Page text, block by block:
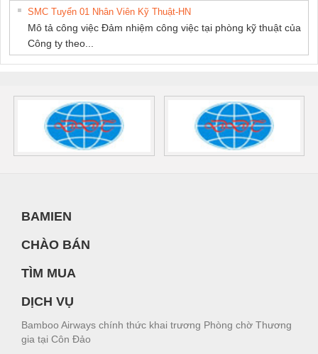
SMC Tuyển 01 Nhân Viên Kỹ Thuật-HN
Mô tả công việc Đảm nhiệm công việc tại phòng kỹ thuật của
Công ty theo...
BAMIEN
CHÀO BÁN
TÌM MUA
DỊCH VỤ
Bamboo Airways chính thức khai trương Phòng chờ Thương
gia tại Côn Đảo